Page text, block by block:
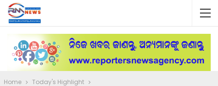
Home Today's Highlight